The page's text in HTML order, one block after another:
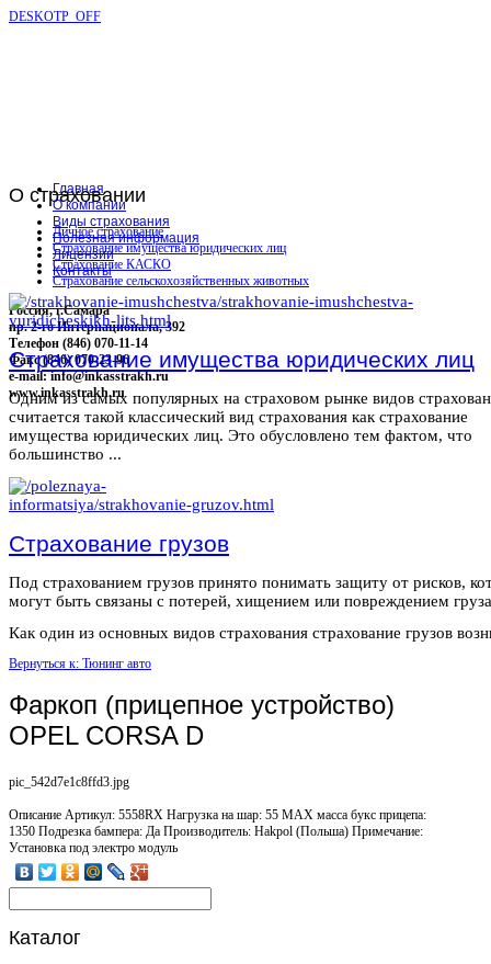
DESKOTP_OFF
О страховании
Личное страхование
Страхование имущества юридических лиц
Страхование КАСКО
Страхование сельскохозяйственных животных
Россия, г.Самара
пр. 2-го Интернационала, 392
Телефон (846) 070-11-14
Факс (846) 070-23-96
e-mail: info@inkasstrakh.ru
www.inkasstrakh.ru
Главная
О компании
Виды страхования
Полезная информация
Лицензии
Контакты
Страхование имущества юридических лиц
Одним из самых популярных на страховом рынке видов
считается такой классический вид страхования как страхование
имущества юридических лиц. Это обусловлено тем фактом, что
большинство ...
Страхование грузов
Под страхованием грузов принято понимать защиту от рисков,
могут быть связаны с потерей, хищением или повреждением
Как один из основных видов страхования страхование грузов
Вернуться к: Тюнинг авто
Фаркоп (прицепное устройство)
OPEL CORSA D
pic_542d7e1c8ffd3.jpg
Описание Артикул: 5558RX Нагрузка на шар: 55 MAX масса букс прицепа:
1350 Подрезка бампера: Да Производитель: Hakpol (Польша) Примечание:
Установка под электро модуль
Каталог